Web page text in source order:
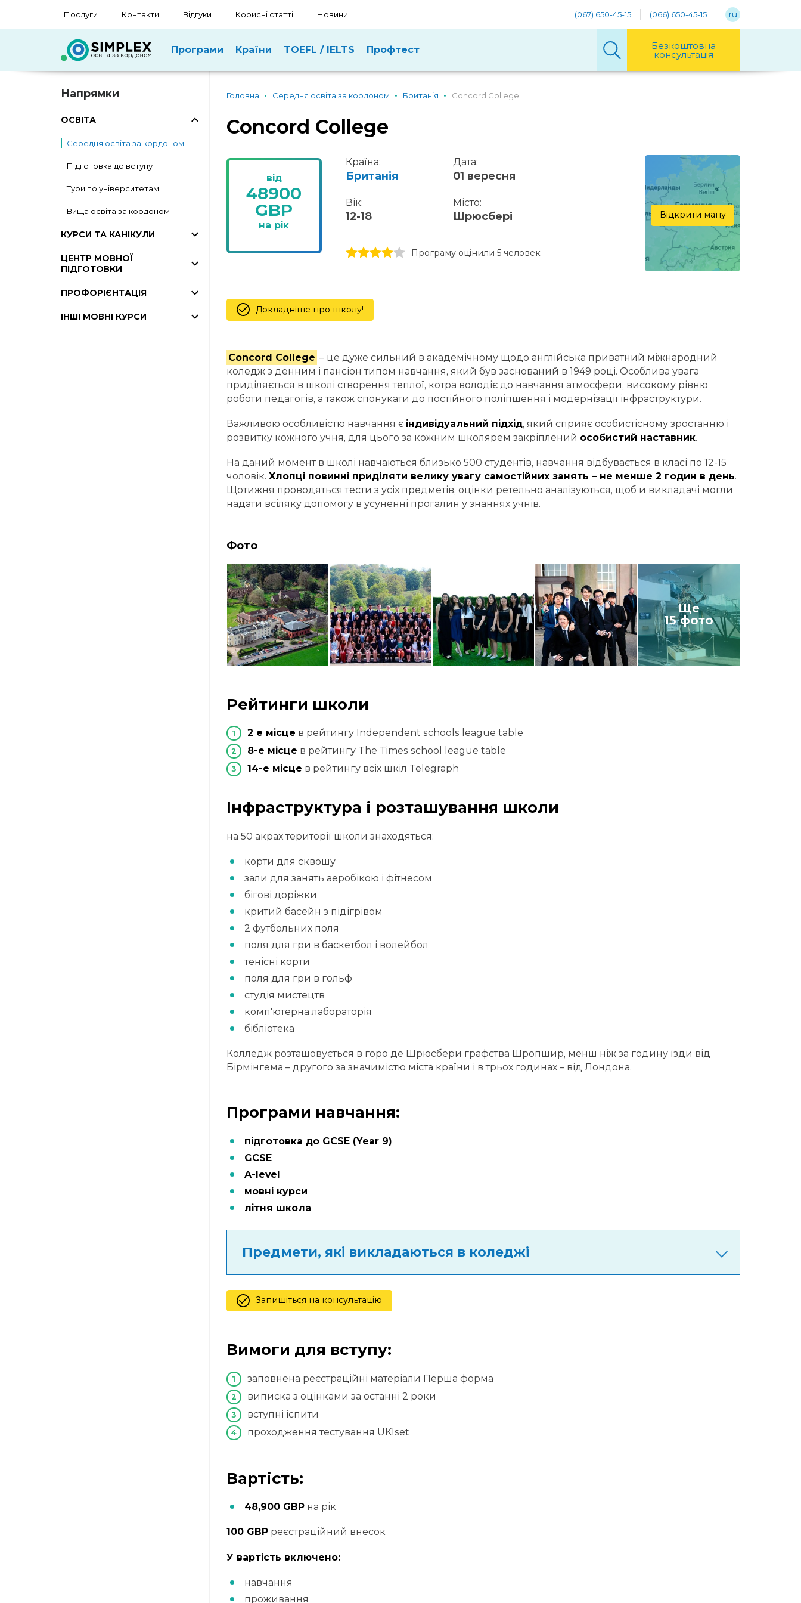
Послуги Контакти Відгуки Корисні статті Новини (067) 650-45-15 (066) 650-45-15 ru
Програми Країни TOEFL / IELTS Профтест Безкоштовна
консультація
Напрямки
ОСВІТА
Середня освіта за кордоном
Підготовка до вступу
Тури по університетам
Вища освіта за кордоном
КУРСИ ТА КАНІКУЛИ
ЦЕНТР МОВНОЇ
ПІДГОТОВКИ
ПРОФОРІЄНТАЦІЯ
ІНШІ МОВНІ КУРСИ
Головна Середня освіта за кордоном Британія Concord College
Concord College
від
48900
GBP
на рік
Країна:
Британія
Дата:
01 вересня
Вік:
12-18
Місто:
Шрюсбері
5 stars
4 stars
3 stars
2 stars
1 stars Програму оцінили 5 человек
Відкрити мапу
Докладніше про школу!
Concord College – це дуже сильний в академічному щодо англійська приватний міжнародний
коледж з денним і пансіон типом навчання, який був заснований в 1949 році. Особлива увага
приділяється в школі створення теплої, котра володіє до навчання атмосфери, високому рівню
роботи педагогів, а також спонукати до постійного поліпшення і модернізації інфраструктури.
Важливою особливістю навчання є індивідуальний підхід, який сприяє особистісному зростанню і
розвитку кожного учня, для цього за кожним школярем закріплений особистий наставник.
На даний момент в школі навчаються близько 500 студентів, навчання відбувається в класі по 12-15
чоловік. Хлопці повинні приділяти велику увагу самостійних занять – не менше 2 годин в день.
Щотижня проводяться тести з усіх предметів, оцінки ретельно аналізуються, щоб и викладачі могли
надати всіляку допомогу в усуненні прогалин у знаннях учнів.
Фото
Ще
15 фото
Рейтинги школи
2 е місце в рейтингу Independent schools league table
8-е місце в рейтингу The Times school league table
14-е місце в рейтингу всіх шкіл Telegraph
Інфраструктура і розташування школи
на 50 акрах території школи знаходяться:
корти для сквошу
зали для занять аеробікою і фітнесом
бігові доріжки
критий басейн з підігрівом
2 футбольних поля
поля для гри в баскетбол і волейбол
тенісні корти
поля для гри в гольф
студія мистецтв
комп'ютерна лабораторія
бібліотека
Колледж розташовується в горо де Шрюсбери графства Шропшир, менш ніж за годину їзди від
Бірмінгема – другого за значимістю міста країни і в трьох годинах – від Лондона.
Програми навчання:
підготовка до GCSE (Year 9)
GCSE
A-level
мовні курси
літня школа
Предмети, які викладаються в коледжі
Запишіться на консультацію
Вимоги для вступу:
заповнена реєстраційні матеріали Перша форма
виписка з оцінками за останні 2 роки
вступні іспити
проходження тестування UKIset
Вартість:
48,900 GBPна рік
100 GBPреєстраційний внесок
У вартість включено:
навчання
проживання